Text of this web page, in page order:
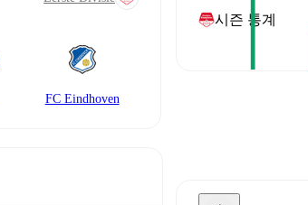
FC Eindhoven
시즌 통계